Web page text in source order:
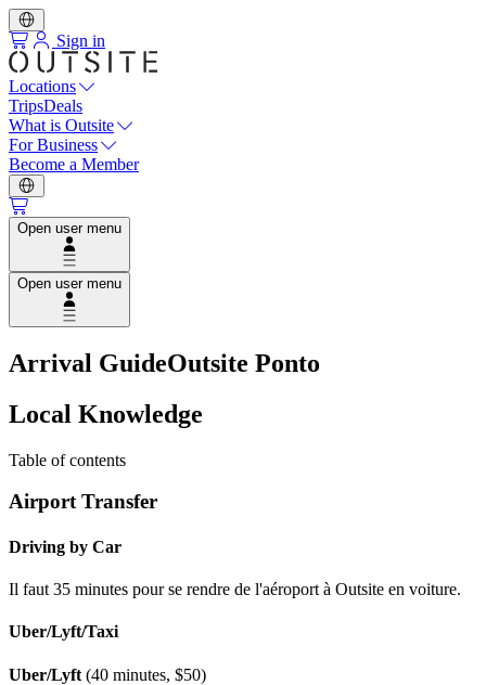
Sign in
Locations
TripsDeals
What is Outsite
For Business
Become a Member
Open user menu
Open user menu
Arrival GuideOutsite Ponto
Local Knowledge
Table of contents
Airport Transfer
Driving by Car
Il faut 35 minutes pour se rendre de l'aéroport à Outsite en voiture.
Uber/Lyft/Taxi
Uber/Lyft (40 minutes, $50)